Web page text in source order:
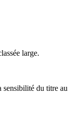
large.
sensibilité du titre au